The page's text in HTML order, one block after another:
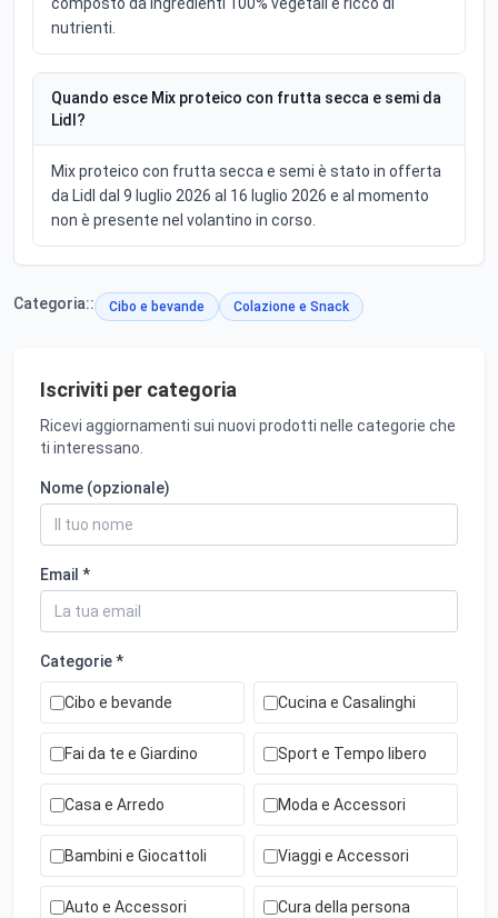
composto da ingredienti 100% vegetali e ricco di
nutrienti.
Quando esce Mix proteico con frutta secca e semi da
Lidl?
Mix proteico con frutta secca e semi è stato in offerta
da Lidl dal 9 luglio 2026 al 16 luglio 2026 e al momento
non è presente nel volantino in corso.
Categoria:: Cibo e bevande Colazione e Snack
Iscriviti per categoria
Ricevi aggiornamenti sui nuovi prodotti nelle categorie che
ti interessano.
Nome (opzionale)
Email *
Categorie *
Cibo e bevande Cucina e Casalinghi
Fai da te e Giardino Sport e Tempo libero
Casa e Arredo Moda e Accessori
Bambini e Giocattoli Viaggi e Accessori
Auto e Accessori Cura della persona